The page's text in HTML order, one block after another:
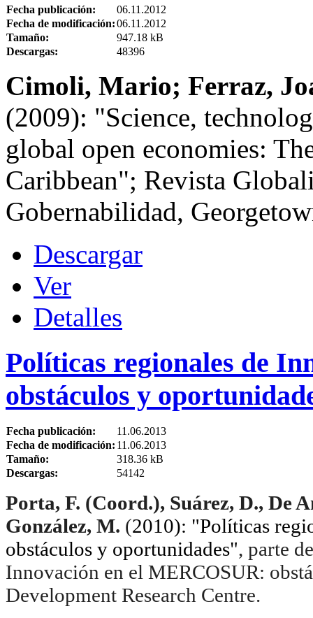
Fecha publicación:
06.11.2012
Fecha de modificación:06.11.2012
Tamaño:
947.18 kB
Descargas:
48396
Cimoli, Mario; Ferraz,
(2009): "Science,
global open economies:
Caribbean"; Revista
Gobernabilidad,
Descargar
Ver
Detalles
Políticas regionales de
obstáculos y
Fecha publicación:
11.06.2013
Fecha de modificación: 11.06.2013
Tamaño:
318.36 kB
Descargas:
54142
Porta, F. (Coord.), Suárez, D., De
González, M. (2010): "Políticas
obstáculos y oportunidades", parte
Innovación en el MERCOSUR:
Development Research Centre.